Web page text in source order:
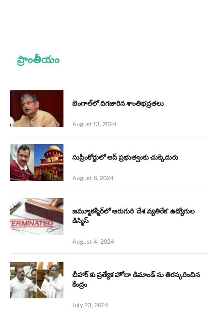
ప్రాంతీయం
బెంగాల్‌లో దిగజారిన శాంతిభద్రతలు
August 13, 2024
సుప్రీంకోర్టులో ఆప్ ప్రభుత్వంకు చుక్కెదురు
August 6, 2024
జమ్మూకశ్మీర్‌లో ఆరుగురి `దేశ వ్యతిరేక’ ఉద్యోగుల
డిస్మిస్‌
August 4, 2024
బీహార్ కు ప్రత్యేక హోదా డిమాండ్ ను తిరస్కరించిన
కేంద్రం
July 23, 2024